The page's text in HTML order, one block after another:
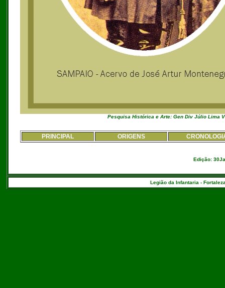
Pesquisa Histórica e Arte: Gen Div Júlio Lima
PRINCIPAL ORIGENS
Edição:
Legião da Infantaria -